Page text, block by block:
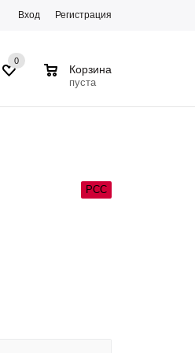
Вход Регистрация
0
Корзина
пуста
РСС